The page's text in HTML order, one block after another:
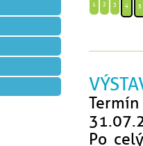
1 2 3 4 5
Po